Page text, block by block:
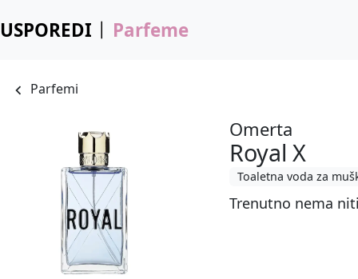
USPOREDI Parfeme
Parfemi
Omerta
Royal X
Toaletna voda za
Trenutno nema